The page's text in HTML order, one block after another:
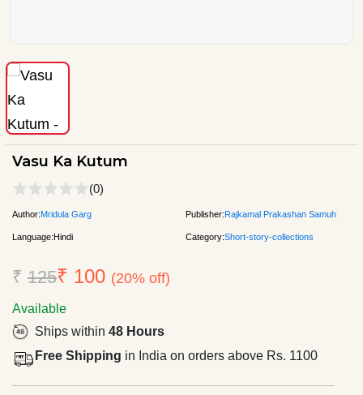
Vasu Ka Kutum
(0)
Author:Mridula Garg Publisher:Rajkamal Prakashan Samuh
Language:Hindi Category:Short-story-collections
₹ 125₹ 100 (20% off)
Available
Ships within 48 Hours
Free Shipping in India on orders above Rs. 1100